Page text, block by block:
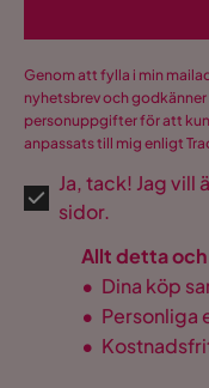
Genom att fylla i min
nyhetsbrev och
personuppgifter för att
anpassats till mig enligt
Ja, tack! Jag vill
sidor.
Allt detta
• Dina köp
• Personliga
•